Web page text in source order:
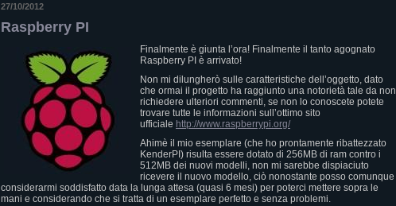
27/10/2012
Raspberry PI
Finalmente è giunta l’ora! Finalmente il tanto agognato
Raspberry PI è arrivato!
Non mi dilungherò sulle caratteristiche dell’oggetto, dato
che ormai il progetto ha raggiunto una notorietà tale da non
richiedere ulteriori commenti, se non lo conoscete potete
trovare tutte le informazioni sull’ottimo sito
ufficiale http://www.raspberrypi.org/
Ahimè il mio esemplare (che ho prontamente ribattezzato
KenderPI) risulta essere dotato di 256MB di ram contro i
512MB dei nuovi modelli, non mi sarebbe dispiaciuto
ricevere il nuovo modello, ciò nonostante posso comunque
considerarmi soddisfatto data la lunga attesa (quasi 6 mesi) per poterci mettere sopra le
mani e considerando che si tratta di un esemplare perfetto e senza problemi.